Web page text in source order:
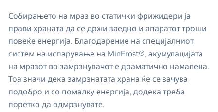
Собирањето на мраз во статички фрижидери ја
прави храната да се држи заедно и апаратот троши
повеќе енергија. Благодарение на специјалниот
систем на испарување на MinFrost®, акумулацијата
на мразот во замрзнувачот е драматично намалена.
Тоа значи дека замрзнатата храна ќе се зачува
подобро и со помалку енергија, додека треба
поретко да одмрзнувате.